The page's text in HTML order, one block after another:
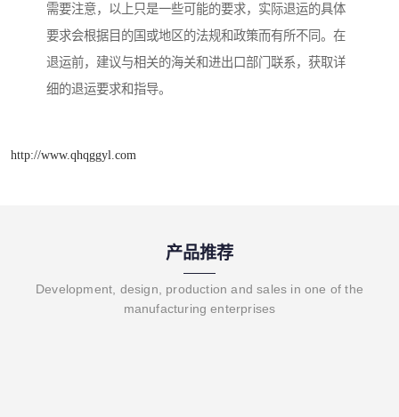
需要注意，以上只是一些可能的要求，实际退运的具体
要求会根据目的国或地区的法规和政策而有所不同。在
退运前，建议与相关的海关和进出口部门联系，获取详
细的退运要求和指导。
http://www.qhqggyl.com
产品推荐
Development, design, production and sales in one of the
manufacturing enterprises